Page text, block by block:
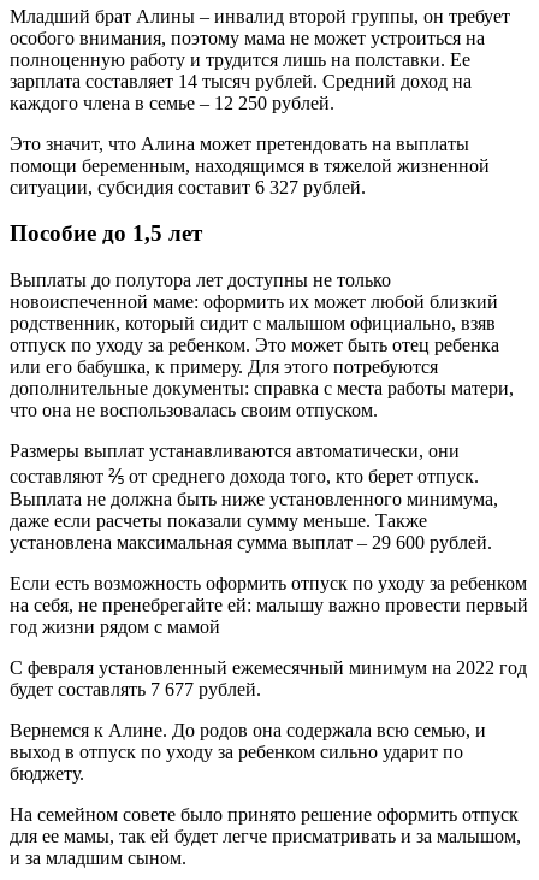
Младший брат Алины – инвалид второй группы, он требует
особого внимания, поэтому мама не может устроиться на
полноценную работу и трудится лишь на полставки. Ее
зарплата составляет 14 тысяч рублей. Средний доход на
каждого члена в семье – 12 250 рублей.
Это значит, что Алина может претендовать на выплаты
помощи беременным, находящимся в тяжелой жизненной
ситуации, субсидия составит 6 327 рублей.
Пособие до 1,5 лет
Выплаты до полутора лет доступны не только
новоиспеченной маме: оформить их может любой близкий
родственник, который сидит с малышом официально, взяв
отпуск по уходу за ребенком. Это может быть отец ребенка
или его бабушка, к примеру. Для этого потребуются
дополнительные документы: справка с места работы матери,
что она не воспользовалась своим отпуском.
Размеры выплат устанавливаются автоматически, они
составляют ⅖ от среднего дохода того, кто берет отпуск.
Выплата не должна быть ниже установленного минимума,
даже если расчеты показали сумму меньше. Также
установлена максимальная сумма выплат – 29 600 рублей.
Если есть возможность оформить отпуск по уходу за ребенком
на себя, не пренебрегайте ей: малышу важно провести первый
год жизни рядом с мамой
С февраля установленный ежемесячный минимум на 2022 год
будет составлять 7 677 рублей.
Вернемся к Алине. До родов она содержала всю семью, и
выход в отпуск по уходу за ребенком сильно ударит по
бюджету.
На семейном совете было принято решение оформить отпуск
для ее мамы, так ей будет легче присматривать и за малышом,
и за младшим сыном.